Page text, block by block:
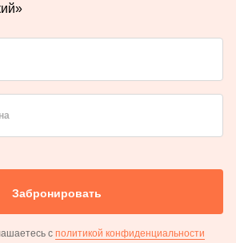
Забронировать
с политикой конфиденциальности